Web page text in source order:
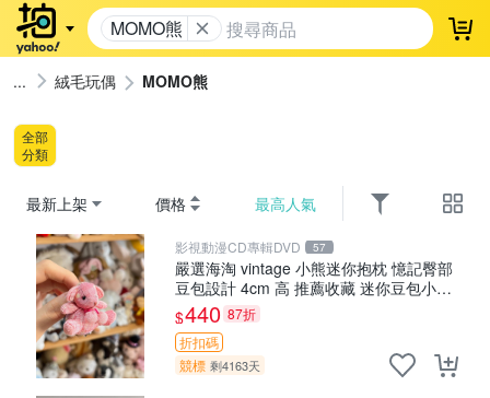
MOMO熊 登
絨毛玩偶 MOMO熊
全部
分類
最新上架 價格 最高人氣
影視動漫CD專輯DVD 57
嚴選海淘 vintage 小熊迷你抱枕 憶記臀部
豆包設計 4cm 高 推薦收藏 迷你豆包小
熊、高臀部、豆袋抱枕
$440 87折
折扣碼
競標 剩4163天